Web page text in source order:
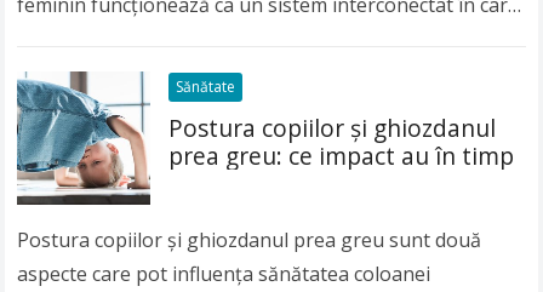
viață…Read more
Sănătate
Postura copiilor și ghiozdanul
prea greu: ce impact au în timp
Postura copiilor și ghiozdanul prea greu sunt două
aspecte care pot influența sănătatea coloanei